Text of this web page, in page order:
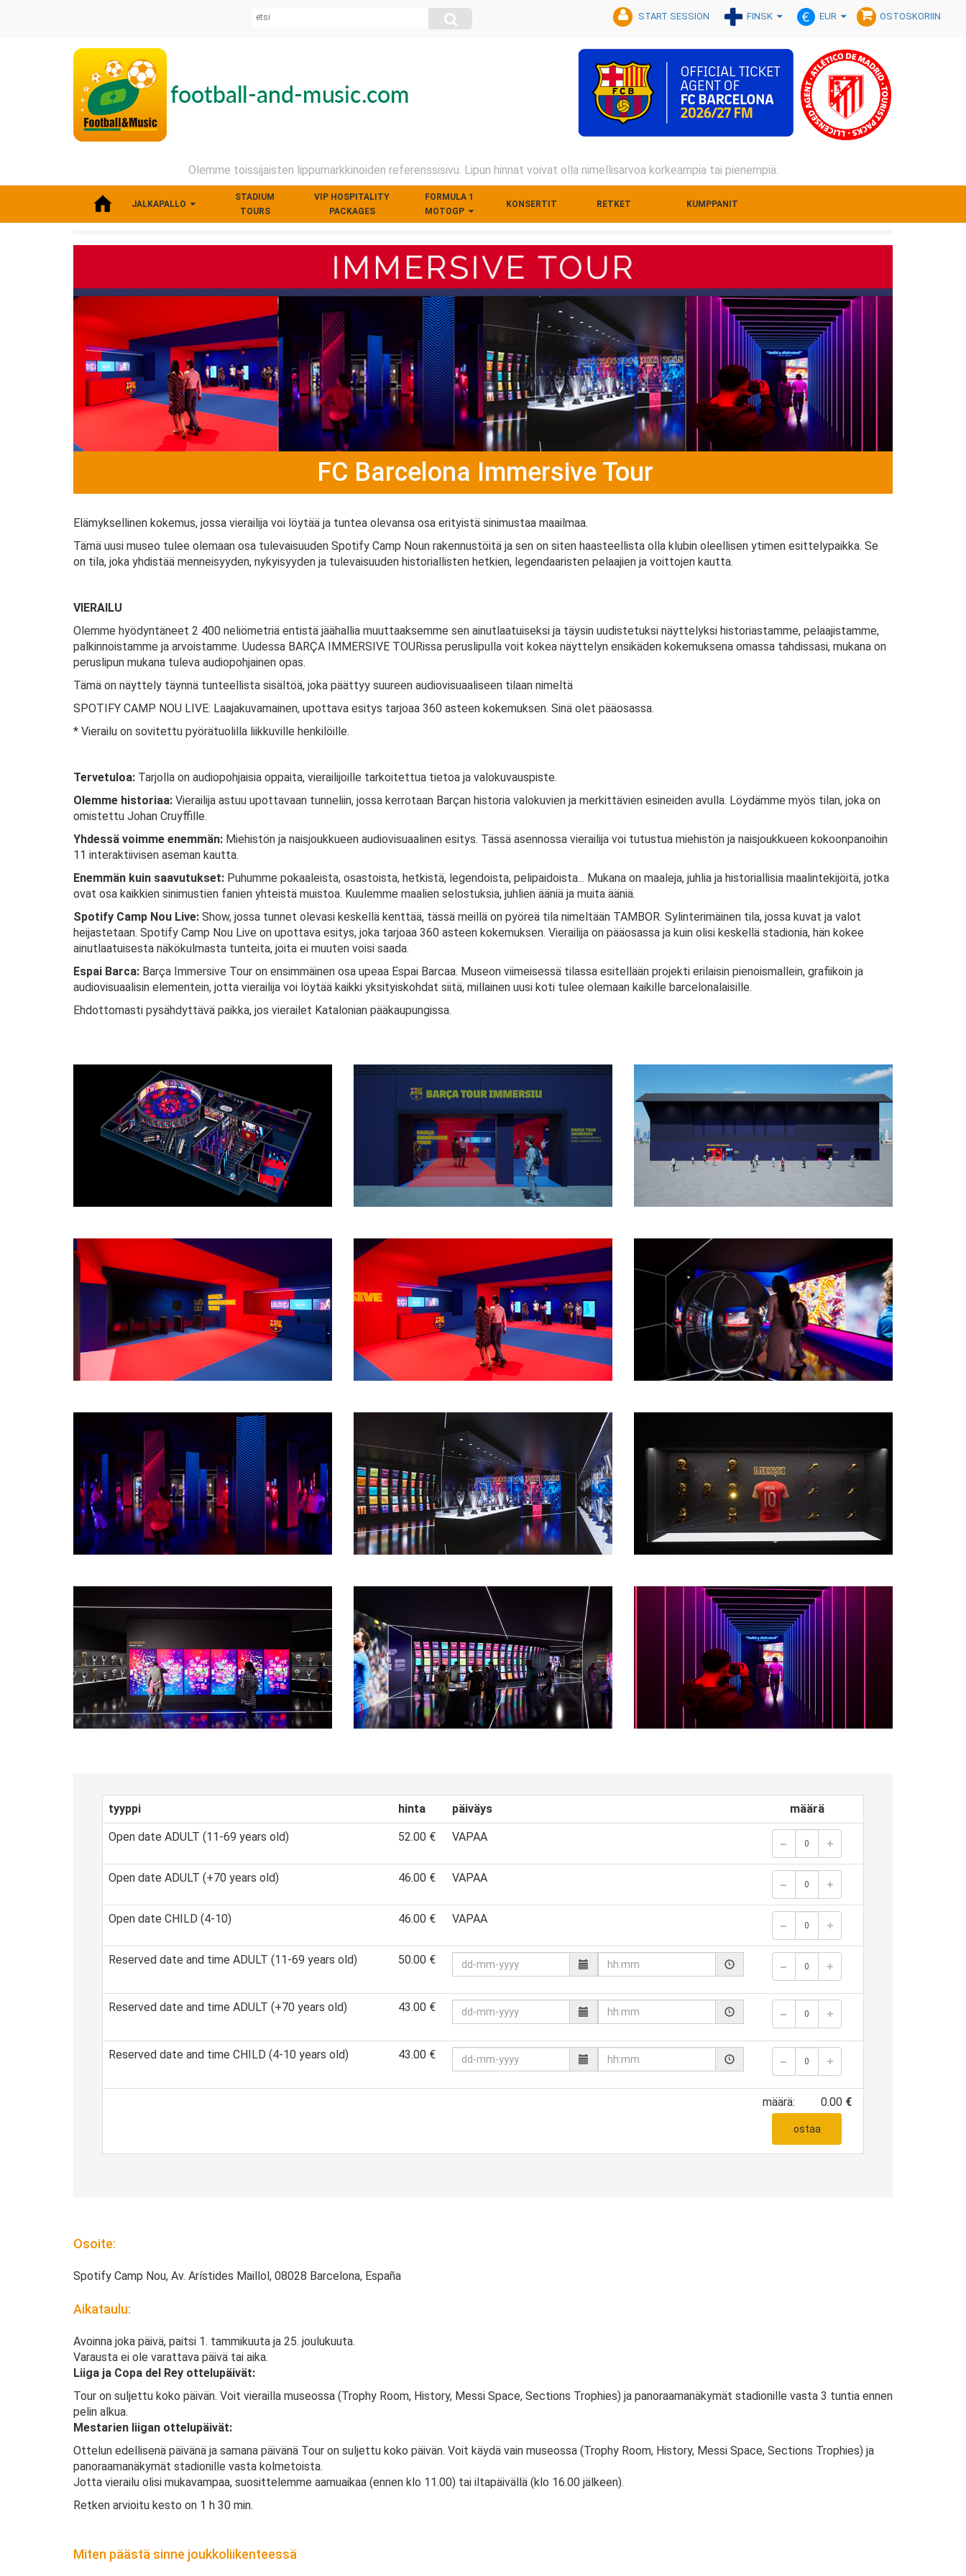
OSTOSKORIIN
EUR
FINSK
START SESSION
Olemme toissijaisten lippumarkkinoiden referenssisivu. Lipun hinnat voivat olla nimellisarvoa korkeampia tai pienempiä.
JALKAPALLO
STADIUM
TOURS
VIP HOSPITALITY
PACKAGES
FORMULA 1
MOTOGP
KONSERTIT RETKET KUMPPANIT
FC Barcelona Immersive Tour
Elämyksellinen kokemus, jossa vierailija voi löytää ja tuntea olevansa osa erityistä sinimustaa maailmaa.
Tämä uusi museo tulee olemaan osa tulevaisuuden Spotify Camp Noun rakennustöitä ja sen on siten haasteellista olla klubin oleellisen ytimen esittelypaikka. Se
on tila, joka yhdistää menneisyyden, nykyisyyden ja tulevaisuuden historiallisten hetkien, legendaaristen pelaajien ja voittojen kautta.
VIERAILU
Olemme hyödyntäneet 2 400 neliömetriä entistä jäähallia muuttaaksemme sen ainutlaatuiseksi ja täysin uudistetuksi näyttelyksi historiastamme, pelaajistamme,
palkinnoistamme ja arvoistamme. Uudessa BARÇA IMMERSIVE TOURissa peruslipulla voit kokea näyttelyn ensikäden kokemuksena omassa tahdissasi, mukana on
peruslipun mukana tuleva audiopohjainen opas.
Tämä on näyttely täynnä tunteellista sisältöä, joka päättyy suureen audiovisuaaliseen tilaan nimeltä
SPOTIFY CAMP NOU LIVE: Laajakuvamainen, upottava esitys tarjoaa 360 asteen kokemuksen. Sinä olet pääosassa.
* Vierailu on sovitettu pyörätuolilla liikkuville henkilöille.
Tervetuloa: Tarjolla on audiopohjaisia oppaita, vierailijoille tarkoitettua tietoa ja valokuvauspiste.
Olemme historiaa: Vierailija astuu upottavaan tunneliin, jossa kerrotaan Barçan historia valokuvien ja merkittävien esineiden avulla. Löydämme myös tilan, joka on
omistettu Johan Cruyffille.
Yhdessä voimme enemmän: Miehistön ja naisjoukkueen audiovisuaalinen esitys. Tässä asennossa vierailija voi tutustua miehistön ja naisjoukkueen kokoonpanoihin
11 interaktiivisen aseman kautta.
Enemmän kuin saavutukset: Puhumme pokaaleista, osastoista, hetkistä, legendoista, pelipaidoista... Mukana on maaleja, juhlia ja historiallisia maalintekijöitä, jotka
ovat osa kaikkien sinimustien fanien yhteistä muistoa. Kuulemme maalien selostuksia, juhlien ääniä ja muita ääniä.
Spotify Camp Nou Live: Show, jossa tunnet olevasi keskellä kenttää, tässä meillä on pyöreä tila nimeltään TAMBOR. Sylinterimäinen tila, jossa kuvat ja valot
heijastetaan. Spotify Camp Nou Live on upottava esitys, joka tarjoaa 360 asteen kokemuksen. Vierailija on pääosassa ja kuin olisi keskellä stadionia, hän kokee
ainutlaatuisesta näkökulmasta tunteita, joita ei muuten voisi saada.
Espai Barca: Barça Immersive Tour on ensimmäinen osa upeaa Espai Barcaa. Museon viimeisessä tilassa esitellään projekti erilaisin pienoismallein, grafiikoin ja
audiovisuaalisin elementein, jotta vierailija voi löytää kaikki yksityiskohdat siitä, millainen uusi koti tulee olemaan kaikille barcelonalaisille.
Ehdottomasti pysähdyttävä paikka, jos vierailet Katalonian pääkaupungissa.
tyyppi hinta päiväys määrä
Open date ADULT (11-69 years old) 52.00 € VAPAA
Open date ADULT (+70 years old) 46.00 € VAPAA
Open date CHILD (4-10) 46.00 € VAPAA
Reserved date and time ADULT (11-69 years old) 50.00 €
Reserved date and time ADULT (+70 years old) 43.00 €
Reserved date and time CHILD (4-10 years old) 43.00 €
määrä: 0.00€
ostaa
Osoite:
Spotify Camp Nou, Av. Arístides Maillol, 08028 Barcelona, España
Aikataulu:
Avoinna joka päivä, paitsi 1. tammikuuta ja 25. joulukuuta.
Varausta ei ole varattava päivä tai aika.
Liiga ja Copa del Rey ottelupäivät:
Tour on suljettu koko päivän. Voit vierailla museossa (Trophy Room, History, Messi Space, Sections Trophies) ja panoraamanäkymät stadionille vasta 3 tuntia ennen
pelin alkua.
Mestarien liigan ottelupäivät:
Ottelun edellisenä päivänä ja samana päivänä Tour on suljettu koko päivän. Voit käydä vain museossa (Trophy Room, History, Messi Space, Sections Trophies) ja
panoraamanäkymät stadionille vasta kolmetoista.
Jotta vierailu olisi mukavampaa, suosittelemme aamuaikaa (ennen klo 11.00) tai iltapäivällä (klo 16.00 jälkeen).
Retken arvioitu kesto on 1 h 30 min.
Miten päästä sinne joukkoliikenteessä